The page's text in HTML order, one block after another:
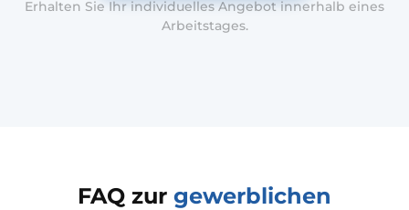
Erhalten Sie Ihr individuelles Angebot innerhalb eines
Arbeitstages.
FAQ zur gewerblichen